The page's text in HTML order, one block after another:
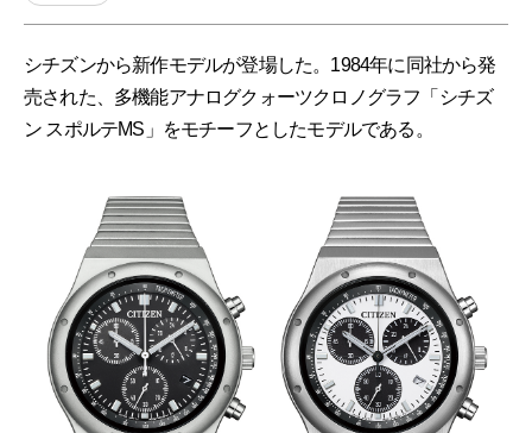
シチズンから新作モデルが登場した。1984年に同社から発
売された、多機能アナログクォーツクロノグラフ「シチズ
ン スポルテMS」をモチーフとしたモデルである。